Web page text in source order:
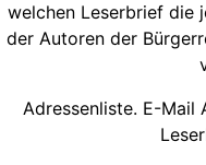
welchen Leserbrief die
der Autoren der
Adressenliste. E-Mail